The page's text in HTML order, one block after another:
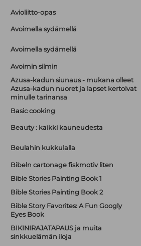
Avioliitto-opas
Avoimella sydämellä
Avoimella sydämellä
Avoimin silmin
Azusa-kadun siunaus - mukana olleet
Azusa-kadun nuoret ja lapset kertoivat
minulle tarinansa
Basic cooking
Beauty : kaikki kauneudesta
Beulahin kukkulalla
Bibeln cartonage fiskmotiv liten
Bible Stories Painting Book 1
Bible Stories Painting Book 2
Bible Story Favorites: A Fun Googly
Eyes Book
BIKINIRAJATAPAUS ja muita
sinkkuelämän iloja